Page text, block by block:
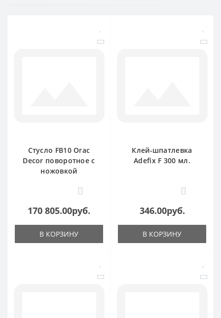
Стусло FB10 Orac
Decor поворотное с
ножовкой
1
170 805.00руб.
В КОРЗИНУ
Клей-шпатлевка
Adefix F 300 мл.
0
346.00руб.
В КОРЗИНУ